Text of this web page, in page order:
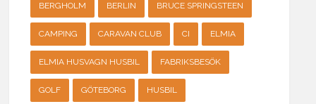
BERGHOLM BERLIN BRUCE SPRINGSTEEN
CAMPING CARAVAN CLUB CI ELMIA
ELMIA HUSVAGN HUSBIL FABRIKSBESÖK
GOLF GÖTEBORG HUSBIL